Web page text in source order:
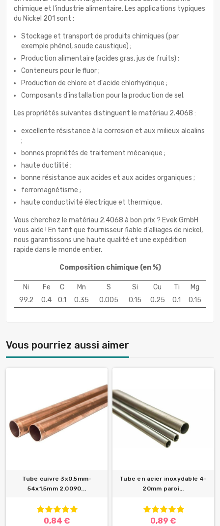
chimique et l'industrie alimentaire. Les applications typiques
du Nickel 201 sont :
Stockage et transport de produits chimiques (par
exemple phénol, soude caustique) ;
Production alimentaire (acides gras, jus de fruits) ;
Conteneurs pour le fluor ;
Production de chlore et d'acide chlorhydrique ;
Composants d'installation pour la production de sel.
Les propriétés suivantes distinguent le matériau 2.4068 :
excellente résistance à la corrosion et aux milieux alcalins
;
bonnes propriétés de traitement mécanique ;
haute ductilité ;
bonne résistance aux acides et aux acides organiques ;
ferromagnétisme ;
haute conductivité électrique et thermique.
Vous cherchez le matériau 2.4068 à bon prix ? Evek GmbH
vous aide ! En tant que fournisseur fiable d'alliages de nickel,
nous garantissons une haute qualité et une expédition
rapide dans le monde entier.
Composition chimique (en %)
Ni Fe C Mn S Si Cu Ti
Mg
99.2
0.4 0.1 0.35 0.005 0.15 0.25 0.1 0.15
Vous pourriez aussi aimer
Tube cuivre 3x0.5mm-
54x1.5mm 2.0090...
0,84 €
Tube en acier inoxydable 4-
20mm paroi...
0,89 €